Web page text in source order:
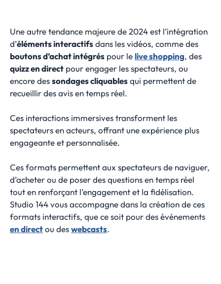
Une autre tendance majeure de 2024 est l’intégration
d’éléments interactifsdans les vidéos, comme des
boutons d’achat intégrés pour le live shopping, des
quizz en direct pour engager les spectateurs, ou
encore dessondages cliquablesqui permettent de
recueillir des avis en temps réel.
Ces interactions immersives transforment les
spectateurs en acteurs, offrant une expérience plus
engageante et personnalisée.
Ces formats permettent aux spectateurs de naviguer,
d’acheter ou de poser des questions en temps réel
tout en renforçant l’engagement et la fidélisation.
Studio 144 vous accompagne dans la création de ces
formats interactifs, que ce soit pour des événements
en directou deswebcasts.